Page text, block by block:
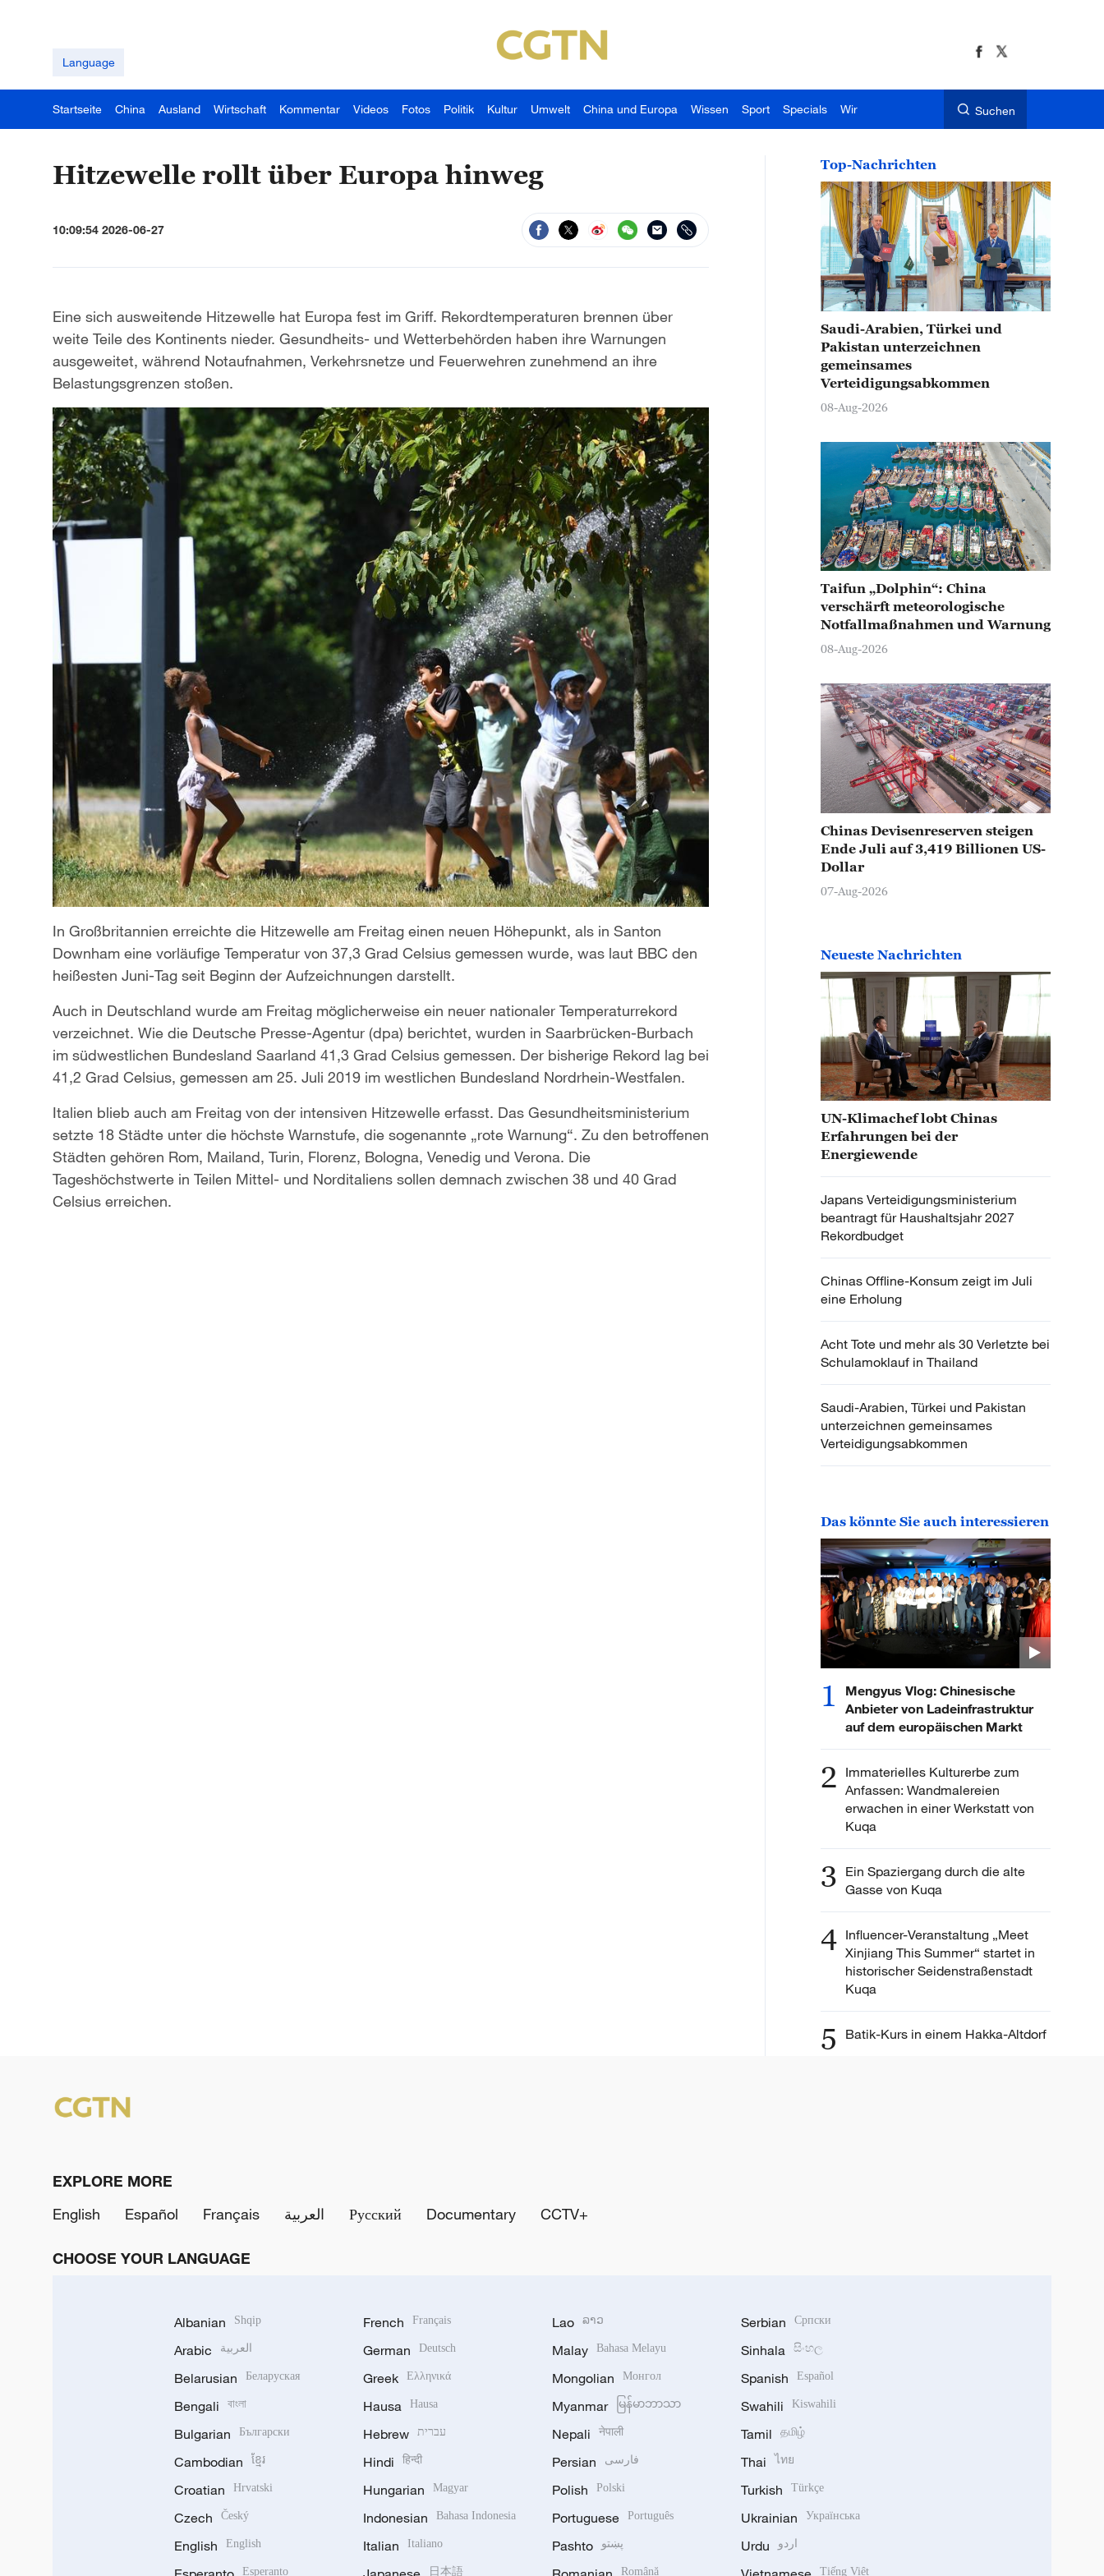
Language
Startseite China Ausland Wirtschaft Kommentar Videos Fotos Politik Kultur Umwelt China und Europa Wissen Sport Specials Wir Suchen
Hitzewelle rollt über Europa hinweg
10:09:54 2026-06-27
Eine sich ausweitende Hitzewelle hat Europa fest im Griff. Rekordtemperaturen brennen über
weite Teile des Kontinents nieder. Gesundheits- und Wetterbehörden haben ihre Warnungen
ausgeweitet, während Notaufnahmen, Verkehrsnetze und Feuerwehren zunehmend an ihre
Belastungsgrenzen stoßen.
In Großbritannien erreichte die Hitzewelle am Freitag einen neuen Höhepunkt, als in Santon
Downham eine vorläufige Temperatur von 37,3 Grad Celsius gemessen wurde, was laut BBC den
heißesten Juni-Tag seit Beginn der Aufzeichnungen darstellt.
Auch in Deutschland wurde am Freitag möglicherweise ein neuer nationaler Temperaturrekord
verzeichnet. Wie die Deutsche Presse-Agentur (dpa) berichtet, wurden in Saarbrücken-Burbach
im südwestlichen Bundesland Saarland 41,3 Grad Celsius gemessen. Der bisherige Rekord lag bei
41,2 Grad Celsius, gemessen am 25. Juli 2019 im westlichen Bundesland Nordrhein-Westfalen.
Italien blieb auch am Freitag von der intensiven Hitzewelle erfasst. Das Gesundheitsministerium
setzte 18 Städte unter die höchste Warnstufe, die sogenannte „rote Warnung“. Zu den betroffenen
Städten gehören Rom, Mailand, Turin, Florenz, Bologna, Venedig und Verona. Die
Tageshöchstwerte in Teilen Mittel- und Norditaliens sollen demnach zwischen 38 und 40 Grad
Celsius erreichen.
Top-Nachrichten
Saudi-Arabien, Türkei und
Pakistan unterzeichnen
gemeinsames
Verteidigungsabkommen
08-Aug-2026
Taifun „Dolphin“: China
verschärft meteorologische
Notfallmaßnahmen und Warnung
08-Aug-2026
Chinas Devisenreserven steigen
Ende Juli auf 3,419 Billionen US-
Dollar
07-Aug-2026
Neueste Nachrichten
UN-Klimachef lobt Chinas
Erfahrungen bei der
Energiewende
Japans Verteidigungsministerium
beantragt für Haushaltsjahr 2027
Rekordbudget
Chinas Offline-Konsum zeigt im Juli
eine Erholung
Acht Tote und mehr als 30 Verletzte bei
Schulamoklauf in Thailand
Saudi-Arabien, Türkei und Pakistan
unterzeichnen gemeinsames
Verteidigungsabkommen
Das könnte Sie auch interessieren
1
Mengyus Vlog: Chinesische
Anbieter von Ladeinfrastruktur
auf dem europäischen Markt
2 Immaterielles Kulturerbe zum
Anfassen: Wandmalereien
erwachen in einer Werkstatt von
Kuqa
3 Ein Spaziergang durch die alte
Gasse von Kuqa
4 Influencer-Veranstaltung „Meet
Xinjiang This Summer“ startet in
historischer Seidenstraßenstadt
Kuqa
5 Batik-Kurs in einem Hakka-Altdorf
EXPLORE MORE
English
Español Français العربية Русский Documentary CCTV+
CHOOSE YOUR LANGUAGE
Albanian Shqip
Arabic العربية
Belarusian Беларуская
Bengali বাংলা
Bulgarian Български
Cambodian ខ្មែរ
Croatian Hrvatski
Czech Český
English English
Esperanto
French Français
German Deutsch
Greek Ελληνικά
Hausa Hausa
Hebrew עברית
Hindi हिन्दी
Hungarian Magyar
Indonesian Bahasa Indonesia
Italian Italiano
日本語
Lao ລາວ
Malay Bahasa Melayu
Mongolian Монгол
Myanmar မြန်မာဘာသာ
Nepali नेपाली
Persian فارسی
Polish Polski
Portuguese Português
Pashto پښتو
Română
Serbian Српски
Sinhala සිංහල
Spanish Español
Swahili Kiswahili
Tamil தமிழ்
Thai ไทย
Turkish Türkçe
Ukrainian Українська
Urdu اردو
Tiếng Việt